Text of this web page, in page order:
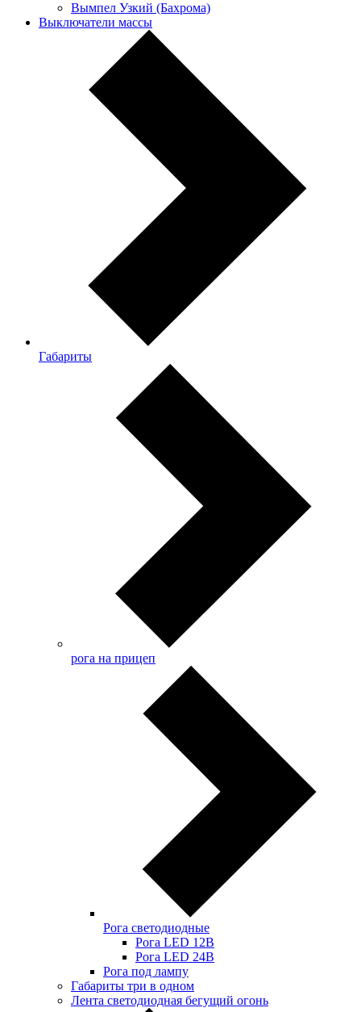
Вымпел Узкий (Бахрома)
Выключатели массы
Габариты
рога на прицеп
Рога светодиодные
Рога LED 12В
Рога LED 24В
Рога под лампу
Габариты три в одном
Лента светодиодная бегущий огонь